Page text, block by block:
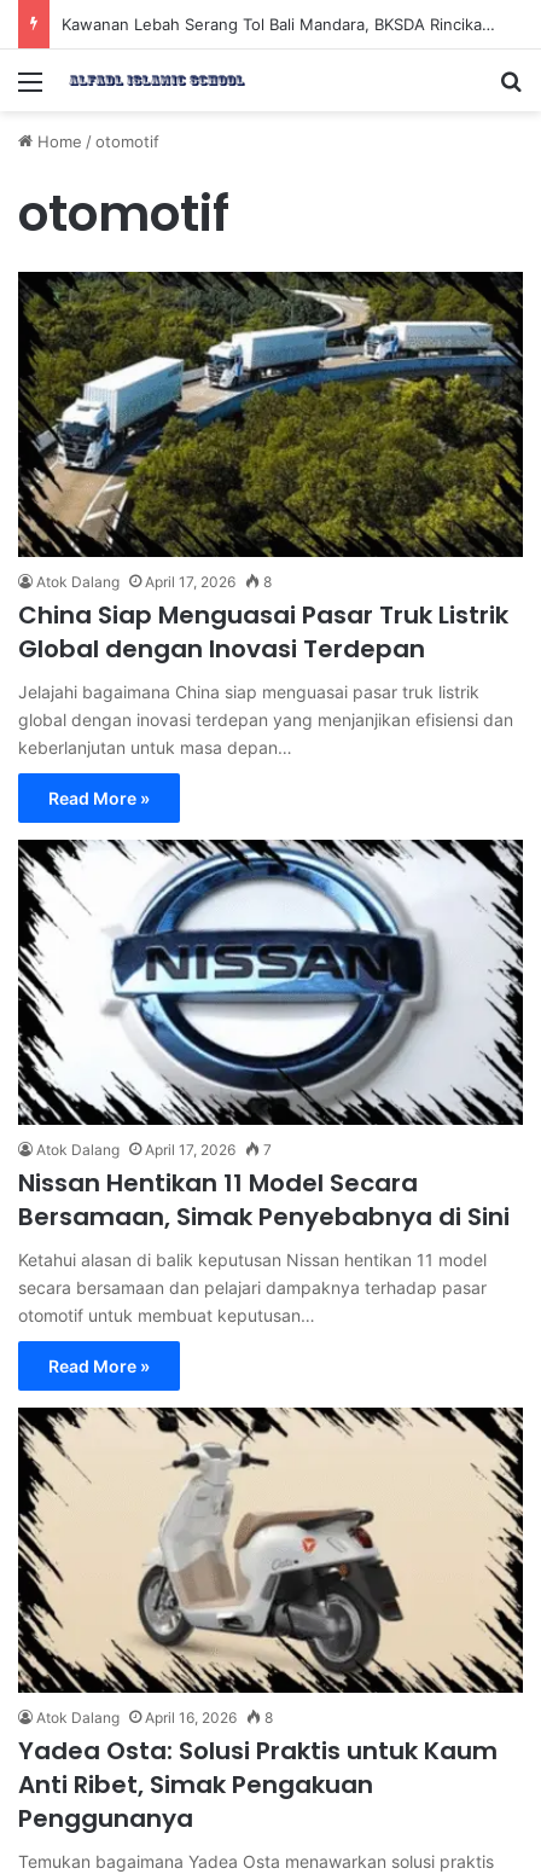
Kawanan Lebah Serang Tol Bali Mandara, BKSDA Rincikan Penyebabnya
Menu
Home /otomotif
otomotif
Atok Dalang April 17, 2026 8
China Siap Menguasai Pasar Truk Listrik
Global dengan Inovasi Terdepan
Jelajahi bagaimana China siap menguasai pasar truk listrik
global dengan inovasi terdepan yang menjanjikan efisiensi dan
keberlanjutan untuk masa depan…
Read More »
Atok Dalang April 17, 2026 7
Nissan Hentikan 11 Model Secara
Bersamaan, Simak Penyebabnya di Sini
Ketahui alasan di balik keputusan Nissan hentikan 11 model
secara bersamaan dan pelajari dampaknya terhadap pasar
otomotif untuk membuat keputusan…
Read More »
Atok Dalang April 16, 2026 8
Yadea Osta: Solusi Praktis untuk Kaum
Anti Ribet, Simak Pengakuan
Penggunanya
Temukan bagaimana Yadea Osta menawarkan solusi praktis